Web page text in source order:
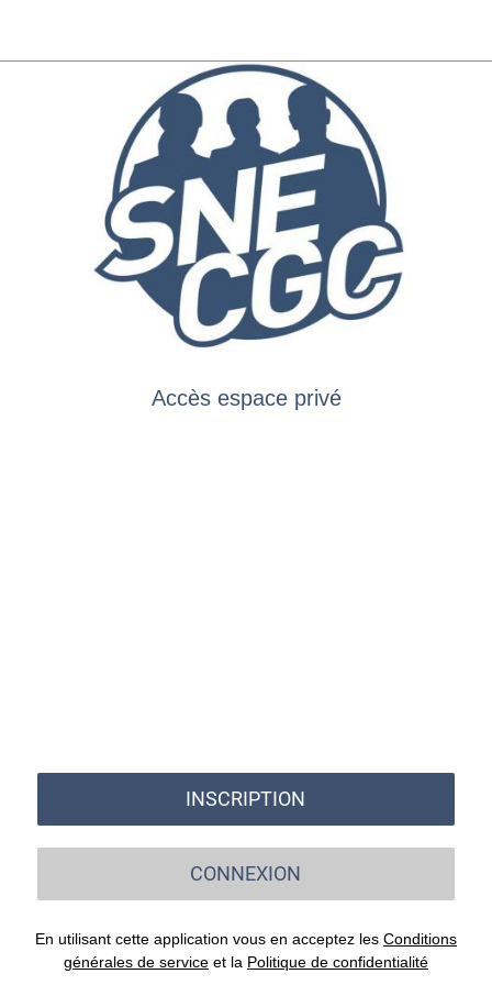
Accès espace privé
INSCRIPTION
CONNEXION
En utilisant cette application vous en acceptez les Conditions
générales de service et la Politique de confidentialité